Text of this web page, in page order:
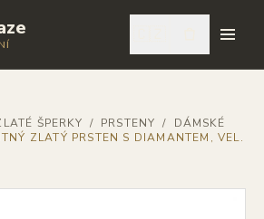
ŠPERKY / PRSTENY /
DÁMSKÉ
ZLATÝ PRSTEN S DIAMANTEM, VEL.